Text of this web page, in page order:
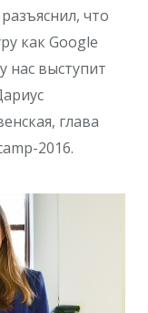
что
как Google
нас выступит
глава
2016.